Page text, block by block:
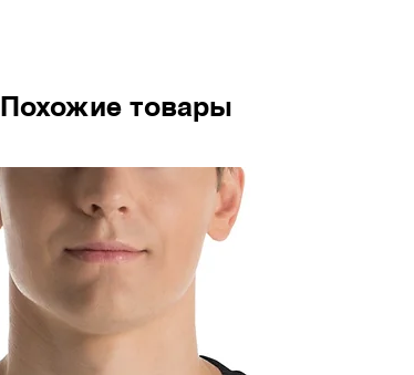
Похожие товары